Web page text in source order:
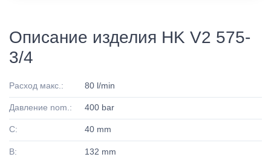
Описание изделия HK V2 575-
3/4
Расход макс.: 80 l/min
Давление nom.: 400 bar
C: 40 mm
B: 132 mm